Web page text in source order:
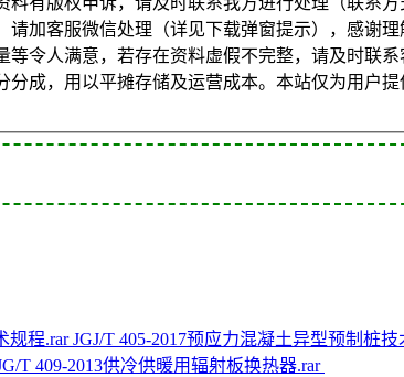
加客服微信处理（详见下载弹窗提示），感谢理
令人满意，若存在资料虚假不完整，请及时联系
成，用以平摊存储及运营成本。本站仅为用户
JGJ/T 405-2017预应力混凝土异型预制桩技
T 409-2013供冷供暖用辐射板换热器.rar